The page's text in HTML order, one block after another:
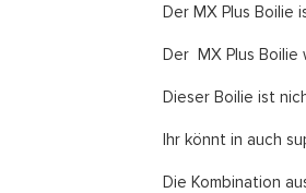
Der MX Plus Boilie
Der MX Plus
Dieser Boilie ist
Ihr könnt in auch
Die Kombination